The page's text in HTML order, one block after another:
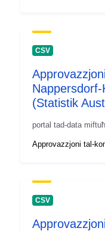
CSV
(Statistik
portal tad-data
Approvazzjoni tal-
CSV